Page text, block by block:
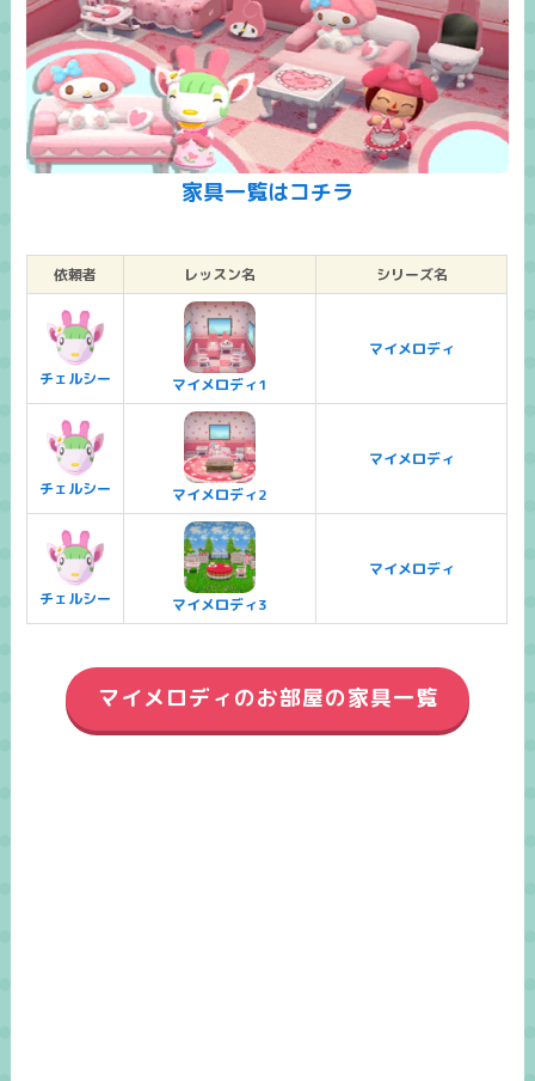
家具一覧はコチラ
依頼者 レッスン名 シリーズ名
チェルシー マイメロディ1
マイメロディ
チェルシー マイメロディ2
マイメロディ
チェルシー マイメロディ3
マイメロディ
マイメロディのお部屋の家具一覧